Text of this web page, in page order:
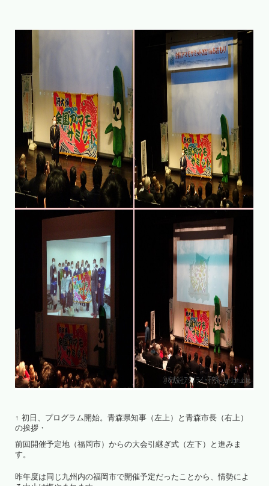
↑ 初日、プログラム開始。青森県知事（左上）と青森市長（右上）
の挨拶・
前回開催予定地（福岡市）からの大会引継ぎ式（左下）と進みま
す。
昨年度は同じ九州内の福岡市で開催予定だったことから、情勢によ